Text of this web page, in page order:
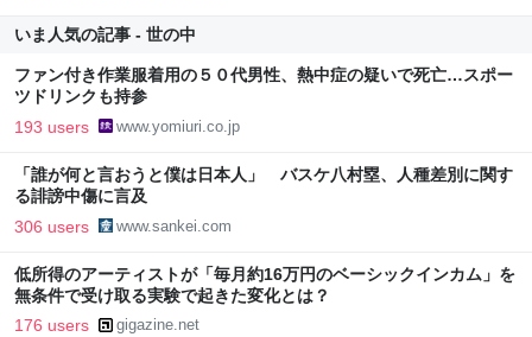
いま人気の記事 - 世の中
ファン付き作業服着用の５０代男性、熱中症の疑いで死亡…スポー
ツドリンクも持参
193 users www.yomiuri.co.jp
「誰が何と言おうと僕は日本人」 バスケ八村塁、人種差別に関す
る誹謗中傷に言及
306 users www.sankei.com
低所得のアーティストが「毎月約16万円のベーシックインカム」を
無条件で受け取る実験で起きた変化とは？
176 users gigazine.net